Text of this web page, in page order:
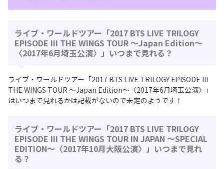
ライブ・ワールドツアー「2017 BTS LIVE TRILOGY
EPISODE III THE WINGS TOUR ～Japan Edition～
〈2017年6月埼玉公演〉」いつまで見れる？
ライブ・ワールドツアー「2017 BTS LIVE TRILOGY EPISODE III
THE WINGS TOUR ～Japan Edition～〈2017年6月埼玉公演〉」
はいつまで見れるかは記載がないので未定のようです！
ライブ・ワールドツアー「2017 BTS LIVE TRILOGY
EPISODE III THE WINGS TOUR IN JAPAN ～SPECIAL
EDITION～〈2017年10月大阪公演〉」いつまで見れ
る？